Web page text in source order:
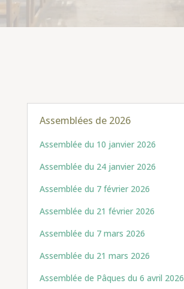
Assemblées de 2026
Assemblée du 10 janvier 2026
Assemblée du 24 janvier 2026
Assemblée du 7 février 2026
Assemblée du 21 février 2026
Assemblée du 7 mars 2026
Assemblée du 21 mars 2026
Assemblée de Pâques du 6 avril 2026